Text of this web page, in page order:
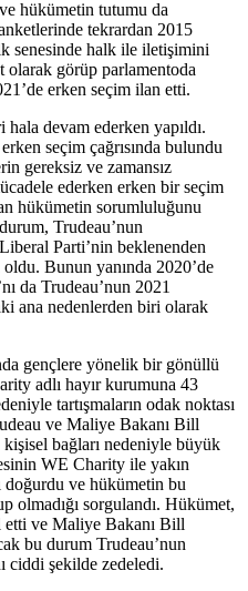
hükümetin tutumu da
tekrardan 2015
senesinde halk ile iletişimini
olarak görüp parlamentoda
erken seçim ilan etti.
devam ederken yapıldı.
seçim çağrısında bulundu
gereksiz ve zamansız
ederken erken bir seçim
hükümetin sorumluluğunu
Trudeau’nun
Parti’nin beklenenden
Bunun yanında 2020’de
da Trudeau’nun 2021
ana nedenlerden biri olarak
gençlere yönelik bir gönüllü
adlı hayır kurumuna 43
tartışmaların odak noktası
ve Maliye Bakanı Bill
bağları nedeniyle büyük
WE Charity ile yakın
doğurdu ve hükümetin bu
olmadığı sorgulandı. Hükümet,
etti ve Maliye Bakanı Bill
bu durum Trudeau’nun
ciddi şekilde zedeledi.